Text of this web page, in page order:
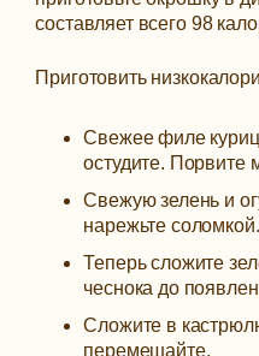
составляет всего 98
Приготовить
Свежее филе
остудите. Порвите
Свежую зелень и
нарежьте соломкой.
Теперь сложите
чеснока до
Сложите в
перемешайте.